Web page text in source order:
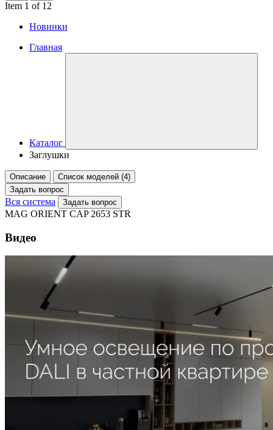
Item 1 of 12
Новинки
Главная
Каталог
Заглушки
Описание
Список моделей (4)
Задать вопрос
Вся система Задать вопрос
MAG ORIENT CAP 2653 STR
Видео